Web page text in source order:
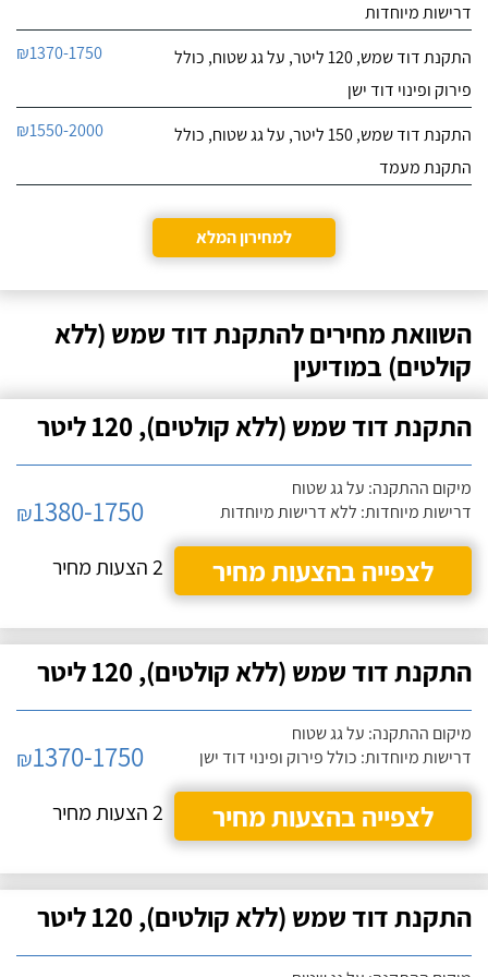
דרישות מיוחדות
התקנת דוד שמש, 120 ליטר, על גג שטוח, כולל
פירוק ופינוי דוד ישן
₪1370-1750
התקנת דוד שמש, 150 ליטר, על גג שטוח, כולל
התקנת מעמד
₪1550-2000
למחירון המלא
השוואת מחירים להתקנת דוד שמש (ללא
קולטים) במודיעין
התקנת דוד שמש (ללא קולטים), 120 ליטר
מיקום ההתקנה: על גג שטוח
דרישות מיוחדות: ללא דרישות מיוחדות
₪1380-1750
לצפייה בהצעות מחיר
2 הצעות מחיר
התקנת דוד שמש (ללא קולטים), 120 ליטר
מיקום ההתקנה: על גג שטוח
דרישות מיוחדות: כולל פירוק ופינוי דוד ישן
₪1370-1750
לצפייה בהצעות מחיר
2 הצעות מחיר
התקנת דוד שמש (ללא קולטים), 120 ליטר